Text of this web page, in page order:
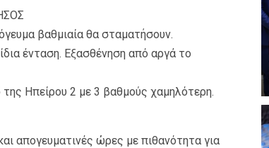
βαθμιαία θα σταματήσουν.
ένταση. Εξασθένηση από αργά το
Ηπείρου 2 με 3 βαθμούς χαμηλότερη.
απογευματινές ώρες με πιθανότητα για